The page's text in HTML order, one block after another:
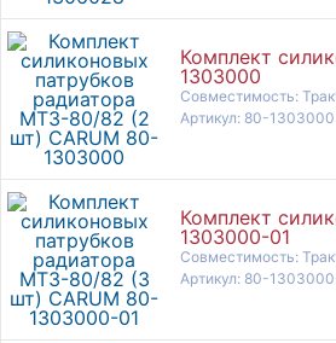
Комплект
1303000
Совместимость:
Артикул: 80-1303000
Комплект
1303000-01
Совместимость:
Артикул: 80-